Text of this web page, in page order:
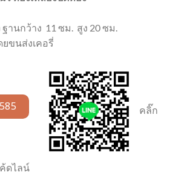
านกว้าง 11 ซม. สูง 20 ซม.
ยขนส่งเคอรี่
คลิ๊ก
ดไลน์